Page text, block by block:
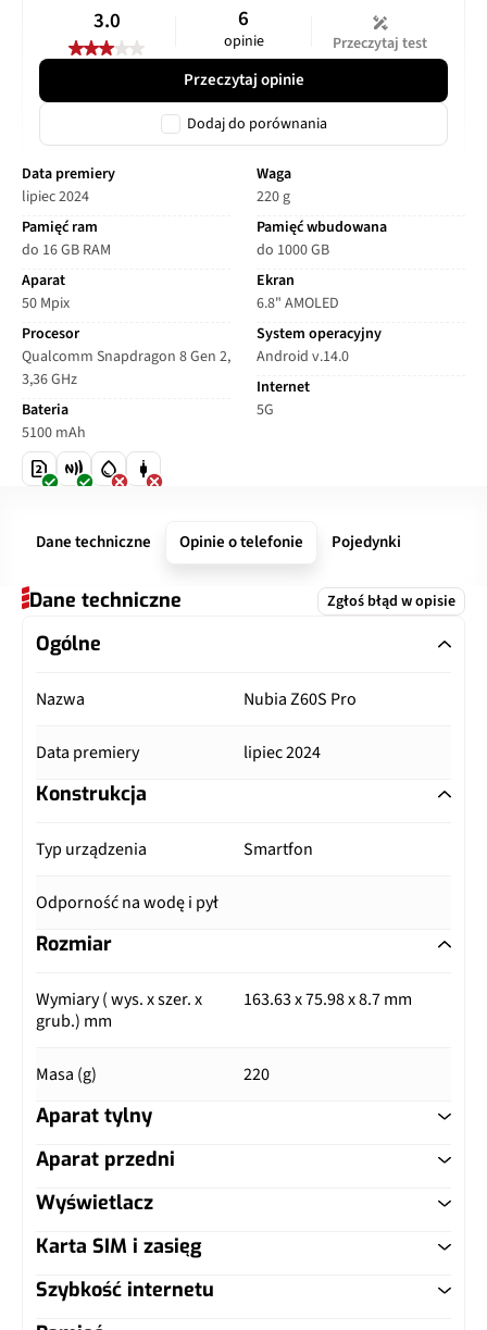
3.0 6
opinie Przeczytaj test
Przeczytaj opinie
Dodaj do porównania
Data premiery
lipiec 2024
Pamięć ram
do 16 GB RAM
Aparat
50 Mpix
Procesor
Qualcomm Snapdragon 8 Gen 2,
3,36 GHz
Bateria
5100 mAh
Waga
220 g
Pamięć wbudowana
do 1000 GB
Ekran
6.8" AMOLED
System operacyjny
Android v.14.0
Internet
5G
Dane techniczne Opinie o telefonie Pojedynki
Dane techniczne Zgłoś błąd w opisie
Ogólne
Nazwa Nubia Z60S Pro
Data premiery lipiec 2024
Konstrukcja
Typ urządzenia Smartfon
Odporność na wodę i pył
Rozmiar
Wymiary ( wys. x szer. x
grub.) mm
163.63 x 75.98 x 8.7 mm
Masa (g) 220
Aparat tylny
Główny aparat
Autofocus
Aparat przedni
Główny aparat
Matryca
Wyświetlacz
Typ ekranu
Karta SIM i zasięg
Typ karty SIM
Szybkość internetu